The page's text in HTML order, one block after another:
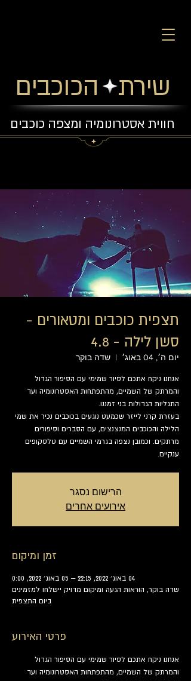
שירת הכוכבים
חווית אסטרונומיה ומצפה כוכבים
תצפית כוכבים ומטאורים -
סשן לילה - 4.8
יום ה׳, 04 באוג׳
  |
שדה בוקר
אנחנו ניקח אתכם לסיור שמימי עם הסיפור הגדול
והמרתק של השמיים, מהתפתחות האסטרונומיה ועד
בעזרת קרני לייזר שכמעט נוגעים בכוכבים נכיר את שמי
הלילה והכוכבים המנצנצים, עם הסברים וסיפורים
מרתקים. וכמובן נצפה בגרמי השמיים עם טלסקופים
ענקיים.
הרישום נסגר
אירועים אחרים
זמן ומיקום
04 באוג׳ 2022, 22:15 – 05 באוג׳ 2022, 0:00
שדה בוקר, הוראות הגעה ומיקום מדויק יישלחו למזמינים
ביום התצפית
פרטי האירוע
אנחנו ניקח אתכם לסיור שמימי עם הסיפור הגדול
והמרתק של השמיים, מהתפתחות האסטרונומיה ועד